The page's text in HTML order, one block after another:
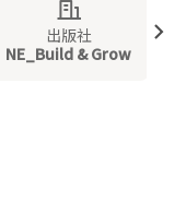
出版社
NE_Build & Grow